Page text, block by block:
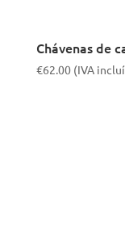
Chávenas de
€62.00 (IVA